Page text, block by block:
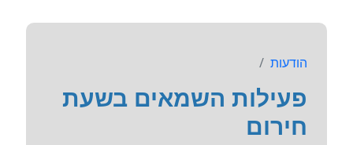
הודעות
פעילות השמאים בשעת
חירום